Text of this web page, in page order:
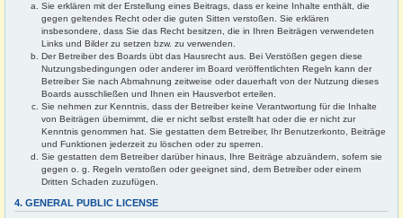
Sie erklären mit der Erstellung eines Beitrags, dass er keine Inhalte enthält, die
gegen geltendes Recht oder die guten Sitten verstoßen. Sie erklären
insbesondere, dass Sie das Recht besitzen, die in Ihren Beiträgen verwendeten
Links und Bilder zu setzen bzw. zu verwenden.
Der Betreiber des Boards übt das Hausrecht aus. Bei Verstößen gegen diese
Nutzungsbedingungen oder anderer im Board veröffentlichten Regeln kann der
Betreiber Sie nach Abmahnung zeitweise oder dauerhaft von der Nutzung dieses
Boards ausschließen und Ihnen ein Hausverbot erteilen.
Sie nehmen zur Kenntnis, dass der Betreiber keine Verantwortung für die Inhalte
von Beiträgen übernimmt, die er nicht selbst erstellt hat oder die er nicht zur
Kenntnis genommen hat. Sie gestatten dem Betreiber, Ihr Benutzerkonto, Beiträge
und Funktionen jederzeit zu löschen oder zu sperren.
Sie gestatten dem Betreiber darüber hinaus, Ihre Beiträge abzuändern, sofern sie
gegen o. g. Regeln verstoßen oder geeignet sind, dem Betreiber oder einem
Dritten Schaden zuzufügen.
4. GENERAL PUBLIC LICENSE